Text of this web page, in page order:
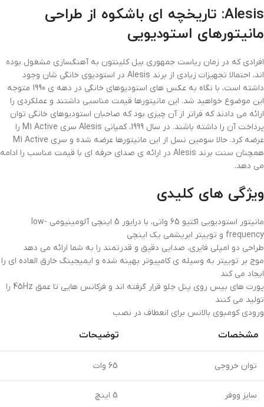
Alesis: تاریخچه ای باشکوه از طراحی
مانیتورهای استودیویی
افرادی که در زمان ریاست جمهوری بیل کلینتون به آهنگسازی مشغول بوده
اند، احتمالا تجهیزات زیادی از برند Alesis در استودیوی خانگی شان وجود
داشته است، با نگاه به عکس های استودیوهای خانگی در دهه ی 1990 متوجه
این موضوع خواهید شد. این مانیتورها قیمت مناسبی داشتند و عملکردی را
ارائه می دادند که فراتر از آن چیزی بود که صاحبان استودیوهای خانگی توان
پرداخت آن را داشته باشند. در سال 1999، کمپانی Alesis سری M1 Active را
عرضه کرد. حالا سومین نسل از این مانیتورها عرضه شده و سری M1 Active
همچنان سنت برند Alesis در ارائه ی صدای حرفه ای با قیمت مناسب را ادامه
می دهد.
ویژگی های کلیدی
مانیتور استودیویی اکتیو 65 واتی، با درایور 5 اینچی آلومینیومی low-
frequency و توییتر ابریشمی یک اینچی
طراحی دو امپلی فایری، صدایی دقیق و قدرتمند را به شما ارائه می دهد
موج بر توییتر به وسیله ی کامپیوتر بهینه شده و ایمیجینگ خارق العاده ای را
ایجاد می کند
پورت های بیس روی پنل جلو قرار گرفته اند و فرکانس هایی تا عمق 45Hz را
تولید می کنند
ورودی کومبوی بالانس برای انعطاف در نصب
مشخصات توضیحات
توان خروجی 65 وات
سایز ووفر 5 اینچ